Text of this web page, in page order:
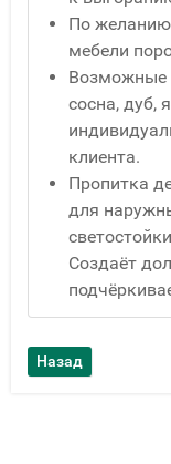
По желанию
мебели
Возможные
сосна, дуб,
клиента.
Пропитка
для
Создаёт